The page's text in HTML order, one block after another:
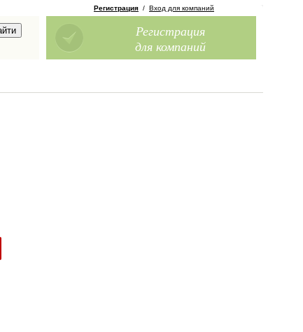
Регистрация / Вход для компаний
Регистрация
для компаний